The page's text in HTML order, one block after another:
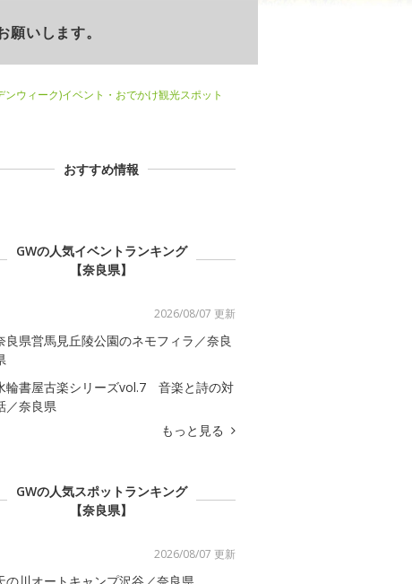
いします。
ウィーク)イベント・おでかけ観光スポット
おすすめ情報
GWの人気イベントランキング
【奈良県】
2026/08/07 更新
良県営馬見丘陵公園のネモフィラ／奈良
輪書屋古楽シリーズvol.7 音楽と詩の対
／奈良県
もっと見る
GWの人気スポットランキング
【奈良県】
2026/08/07 更新